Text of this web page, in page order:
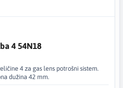
4 54N18
4 za gas lens potrošni sistem.
dužina 42 mm.